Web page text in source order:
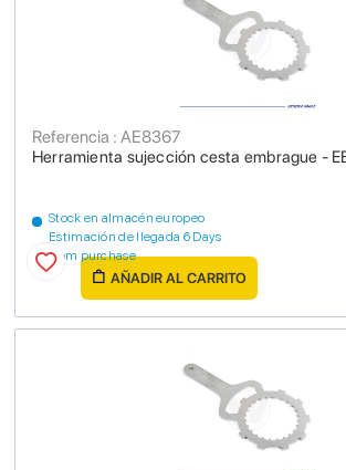
Herramienta sujección cesta embrague -
Referencia : AE8367
Stock en almacén europeo
Estimación de llegada 6 Days
from purchase
AÑADIR AL CARRITO